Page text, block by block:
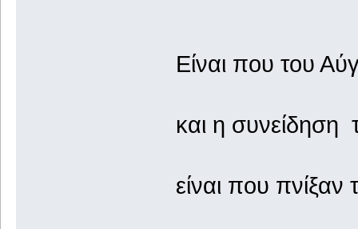
Είναι που του
και η συνείδηση
είναι που